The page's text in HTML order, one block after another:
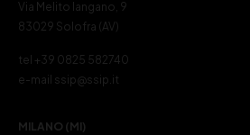
Via Melito Iangano, 9
83029 Solofra (AV)
tel +39 0825 582740
e-mail ssip@ssip.it
MILANO (MI)